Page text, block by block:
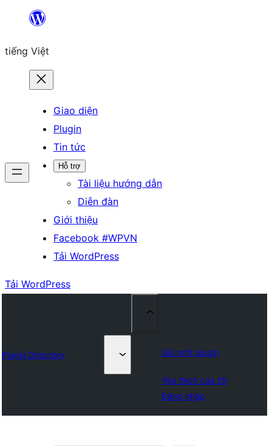
Chuyển
phần
tiếng Việt
Giao diện
Plugin
Tin tức
Hỗ trợ
Tài liệu hướng dẫn
Diễn đàn
Giới thiệu
Facebook #WPVN
Tải WordPress
Tải WordPress
Plugin Directory Gửi một plugin
Yêu thích của tôi
Đăng nhập